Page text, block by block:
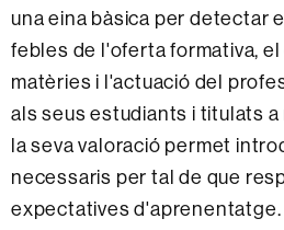
una eina bàsica per detectar
febles de l'oferta formativa,
matèries i l'actuació del
als seus estudiants i titulats
la seva valoració permet
necessaris per tal de que
expectatives d'aprenentatge.